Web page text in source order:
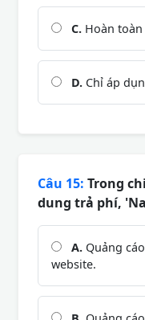
C. Hoàn toàn
D. Chỉ áp
Câu 15: Trong
dung trả phí,
A. Quảng
website.